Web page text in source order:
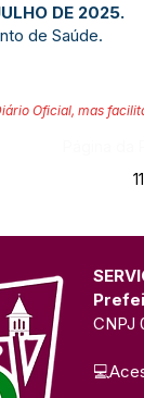
DE 2025.
de Saúde.
Oficial, mas
CNPJ